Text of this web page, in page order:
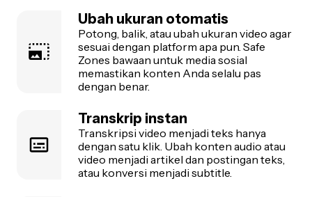
Ubah ukuran otomatis
Potong, balik, atau ubah ukuran video agar
sesuai dengan platform apa pun. Safe
Zones bawaan untuk media sosial
memastikan konten Anda selalu pas
dengan benar.
Transkrip instan
Transkripsi video menjadi teks hanya
dengan satu klik. Ubah konten audio atau
video menjadi artikel dan postingan teks,
atau konversi menjadi subtitle.